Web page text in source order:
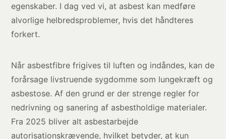
egenskaber. I dag ved vi, at asbest kan medføre
alvorlige helbredsproblemer, hvis det håndteres
forkert.
Når asbestfibre frigives til luften og indåndes, kan de
forårsage livstruende sygdomme som lungekræft og
asbestose. Af den grund er der strenge regler for
nedrivning og sanering af asbestholdige materialer.
Fra 2025 bliver alt asbestarbejde
autorisationskrævende, hvilket betyder, at kun